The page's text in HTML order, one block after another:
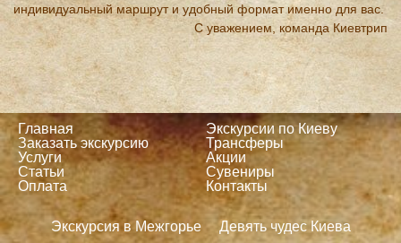
индивидуальный маршрут и удобный формат именно для вас.
С уважением, команда Киевтрип
Главная
Экскурсии по Киеву
Заказать экскурсию
Трансферы
Услуги
Акции
Статьи
Сувениры
Оплата
Контакты
Экскурсия в Межгорье
Девять чудес Киева